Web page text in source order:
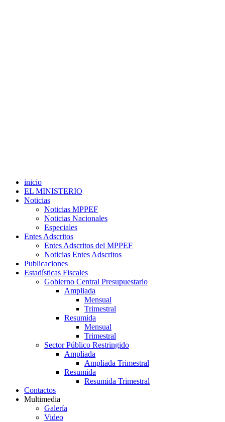
inicio
EL MINISTERIO
Noticias
Noticias MPPEF
Noticias Nacionales
Especiales
Entes Adscritos
Entes Adscritos del MPPEF
Noticias Entes Adscritos
Publicaciones
Estadísticas Fiscales
Gobierno Central Presupuestario
Ampliada
Mensual
Trimestral
Resumida
Mensual
Trimestral
Sector Público Restringido
Ampliada
Ampliada Trimestral
Resumida
Resumida Trimestral
Contactos
Multimedia
Galería
Video